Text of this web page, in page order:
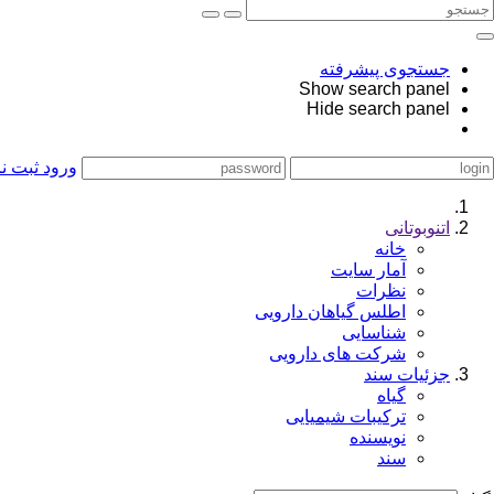
جستجوی پیشرفته
Show search panel
Hide search panel
ورود ثبت
اتنوبوتانی
خانه
آمار سایت
نظرات
اطلس گیاهان دارویی
شناسایی
شرکت های دارویی
جزئیات سند
گیاه
ترکیبات شیمیایی
نویسنده
سند